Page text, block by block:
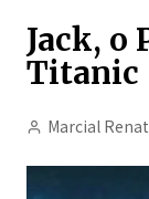
Jack, o
Titanic
Marcial